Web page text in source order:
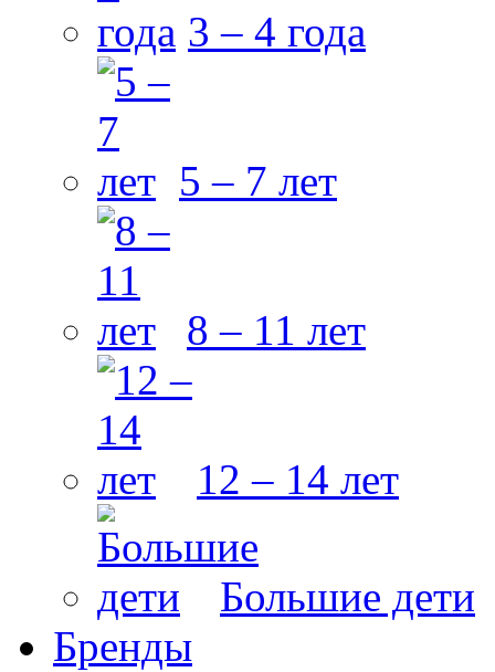
3 – 4 года
5 – 7 лет
8 – 11 лет
12 – 14 лет
Большие дети
Бренды